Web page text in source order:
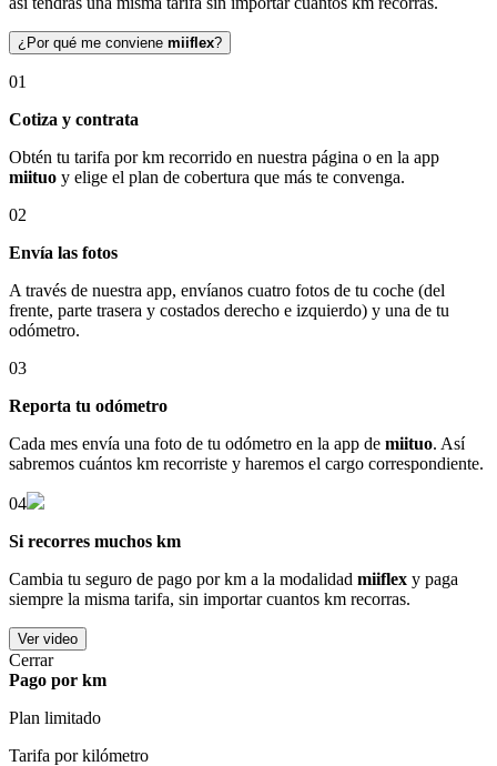
¿Por qué me conviene miiflex?
01
Cotiza y contrata
Obtén tu tarifa por km recorrido en nuestra página o en la app
miituo y elige el plan de cobertura que más te convenga.
02
Envía las fotos
A través de nuestra app, envíanos cuatro fotos de tu coche (del
frente, parte trasera y costados derecho e izquierdo) y una de tu
odómetro.
03
Reporta tu odómetro
Cada mes envía una foto de tu odómetro en la app de miituo. Así
sabremos cuántos km recorriste y haremos el cargo correspondiente.
04
Si recorres muchos km
Cambia tu seguro de pago por km a la modalidad miiflex y paga
siempre la misma tarifa, sin importar cuantos km recorras.
Ver video
Cerrar
Pago por km
Plan limitado
Tarifa por kilómetro